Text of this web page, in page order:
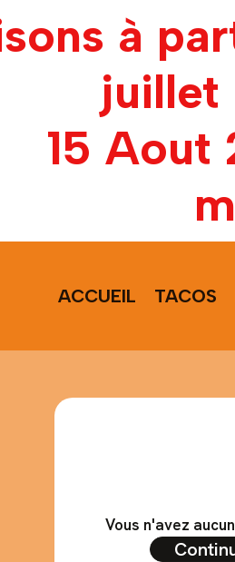
à
juillet
15 Aout
ACCUEIL TACOS
Vous n'avez